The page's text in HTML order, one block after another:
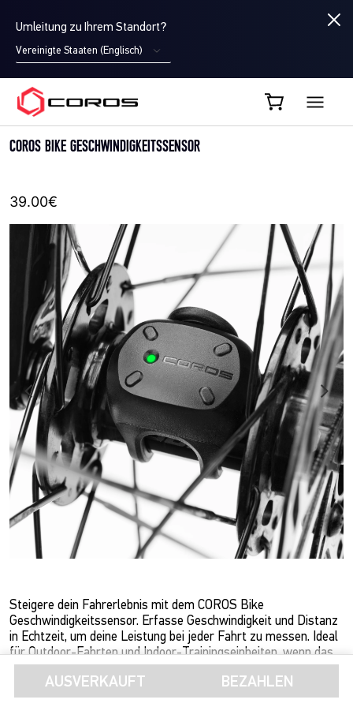
Umleitung zu Ihrem Standort?
Vereinigte Staaten (Englisch)
COROS DE
AUSVERKAUFT BEZAHLEN
COROS BIKE GESCHWINDIGKEITSSENSOR
39.00€
Steigere dein Fahrerlebnis mit dem COROS Bike
Geschwindigkeitssensor. Erfasse Geschwindigkeit und Distanz
in Echtzeit, um deine Leistung bei jeder Fahrt zu messen. Ideal
für Outdoor-Fahrten und Indoor-Trainingseinheiten, wenn das
GPS an seine Grenzen stößt. Lässt sich einfach per Bluetooth
mit deinem Bike Computer, deiner Smartwatch oder deinem
Smartphone verbinden.